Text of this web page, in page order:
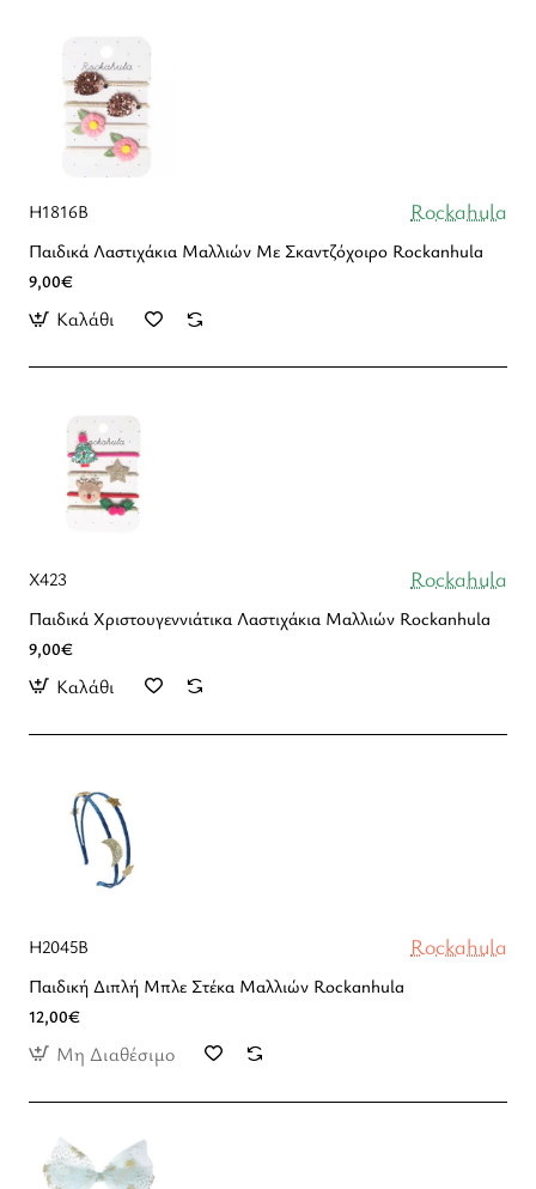
H1816B Rockahula
Παιδικά Λαστιχάκια Μαλλιών Με Σκαντζόχοιρο Rockanhula
9,00€
Καλάθι
X423 Rockahula
Παιδικά Χριστουγεννιάτικα Λαστιχάκια Μαλλιών Rockanhula
9,00€
Καλάθι
H2045B Rockahula
Παιδική Διπλή Μπλε Στέκα Μαλλιών Rockanhula
12,00€
Μη Διαθέσιμο